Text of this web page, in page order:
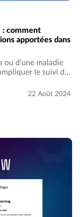
: comment
apportées dans
ou d’une maladie
le suivi de
22 Août 2024